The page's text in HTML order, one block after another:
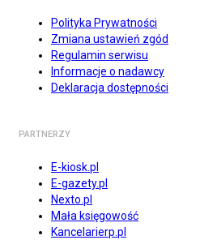
Polityka Prywatności
Zmiana ustawień zgód
Regulamin serwisu
Informacje o nadawcy
Deklaracja dostępności
PARTNERZY
E-kiosk.pl
E-gazety.pl
Nexto.pl
Mała księgowość
Kancelarierp.pl